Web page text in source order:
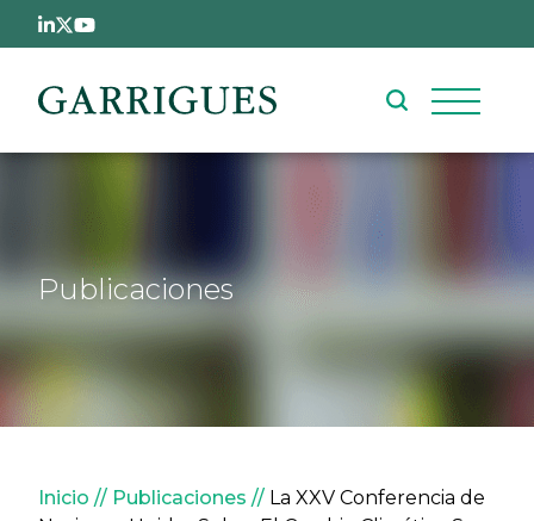
Pasar al contenido principal
Publicaciones
Sobrescribir enlaces de
Inicio Publicaciones
La XXV Conferencia de